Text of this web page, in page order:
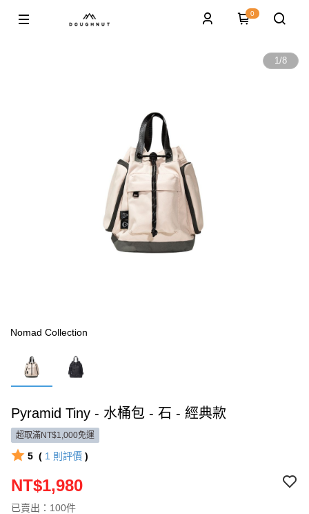
0
1/8
Nomad Collection
Pyramid Tiny - 水桶包 - 石 - 經典款
超取滿NT$1,000免運
5 ( 1 則評價 )
NT$1,980
已賣出：100件